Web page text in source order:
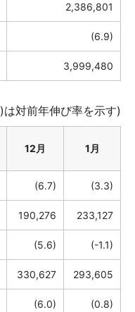
2,386,801
(6.9)
3,999,480
対前年伸び率を示す)
12月 1月
(6.7) (3.3)
190,276 233,127
(5.6) (-1.1)
330,627 293,605
(6.0) (0.8)